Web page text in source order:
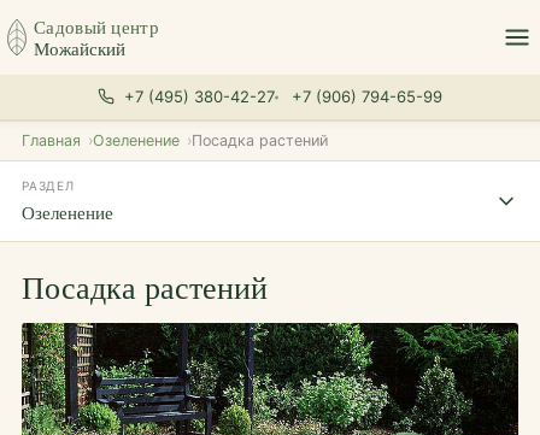
Садовый центр
Можайский
+7 (495) 380-42-27 +7 (906) 794-65-99
Главная Озеленение Посадка растений
РАЗДЕЛ
Озеленение
Посадка растений